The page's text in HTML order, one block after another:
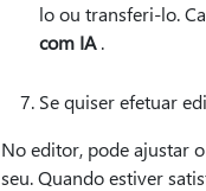
lo ou transferi-lo.
com IA.
Se quiser efetuar
No editor, pode ajustar
seu. Quando estiver